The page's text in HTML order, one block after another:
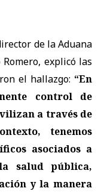
de la Aduana
explicó las
el hallazgo: “En
control de
a través de
tenemos
asociados a
salud pública,
y la manera